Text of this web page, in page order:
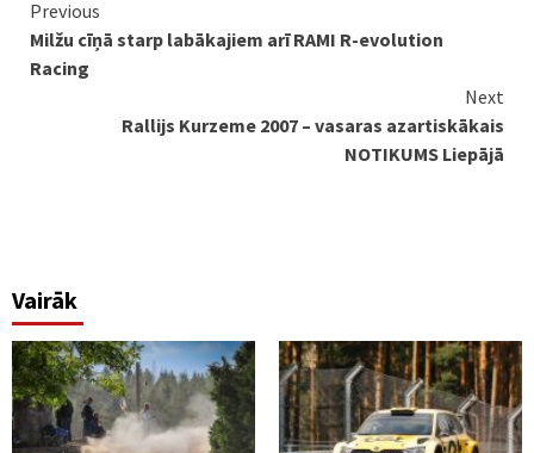
Continue
Reading
Previous
Milžu cīņā starp labākajiem arī RAMI R-evolution
Racing
Next
Rallijs Kurzeme 2007 – vasaras azartiskākais
NOTIKUMS Liepājā
Vairāk